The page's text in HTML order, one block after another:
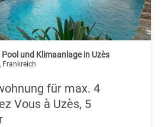
und Klimaanlage in Uzès
Frankreich
für max. 4
Vous à Uzès, 5